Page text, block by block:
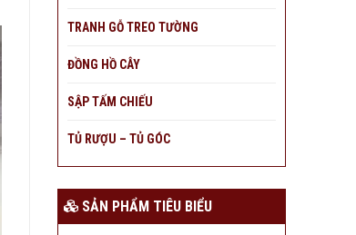
TRANH GỖ TREO TƯỜNG
ĐỒNG HỒ CÂY
SẬP TẤM CHIẾU
TỦ RƯỢU – TỦ GÓC
SẢN PHẨM TIÊU BIỂU